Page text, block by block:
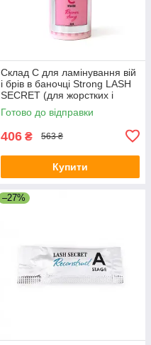
Склад C для ламінування вій
і брів в баночці Strong LASH
SECRET (для жорстких і
щільних вій) 5 мл
Готово до відправки
406 ₴ 563 ₴
Купити
–27%